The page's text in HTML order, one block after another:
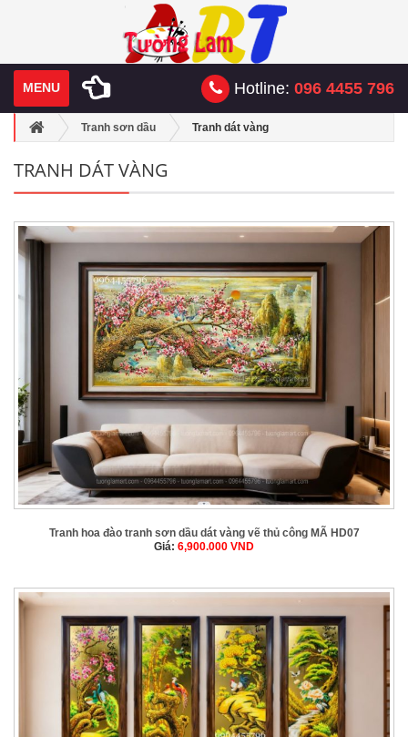
MENU Hotline: 096 4455 796
Tranh sơn dầu Tranh dát vàng
TRANH DÁT VÀNG
Tranh hoa đào tranh sơn dầu dát vàng vẽ thủ công MÃ HD07
Giá: 6,900.000 VND